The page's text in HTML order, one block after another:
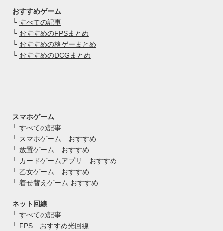
おすすめゲーム
└ すべての記事
└ おすすめのFPSまとめ
└ おすすめの格ゲーまとめ
└ おすすめのDCGまとめ
スマホゲーム
└ すべての記事
└ スマホゲーム おすすめ
└ 放置ゲーム おすすめ
└ カードゲームアプリ おすすめ
└ 乙女ゲーム おすすめ
└ 着せ替えゲーム おすすめ
ネット回線
└ すべての記事
└ FPS おすすめ光回線